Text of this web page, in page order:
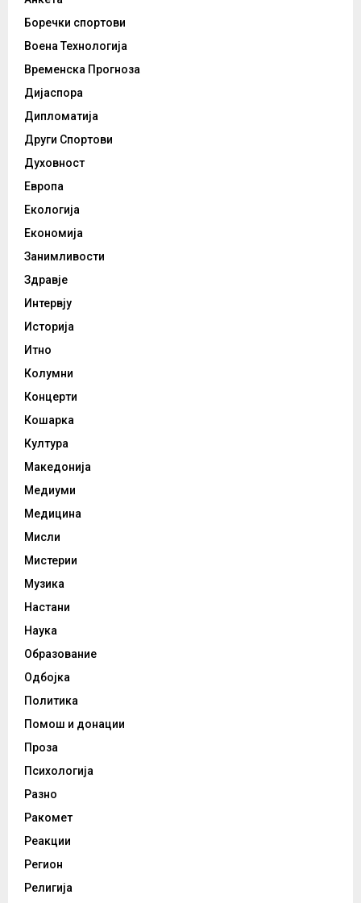
Боречки спортови
Воена Технологија
Временска Прогноза
Дијаспора
Дипломатија
Други Спортови
Духовност
Европа
Екологија
Економија
Занимливости
Здравје
Интервју
Историја
Итно
Колумни
Концерти
Кошарка
Култура
Македонија
Медиуми
Медицина
Мисли
Мистерии
Музика
Настани
Наука
Образование
Одбојка
Политика
Помош и донации
Проза
Психологија
Разно
Ракомет
Реакции
Регион
Религија